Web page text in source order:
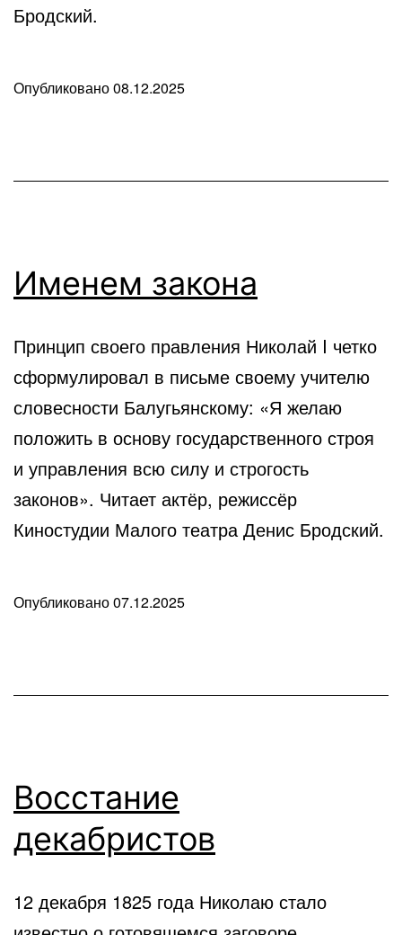
Бродский.
Опубликовано08.12.2025
факты
Именем закона
Принцип своего правления Николай I четко
сформулировал в письме своему учителю
словесности Балугьянскому: «Я желаю
положить в основу государственного строя
и управления всю силу и строгость
законов». Читает актёр, режиссёр
Киностудии Малого театра Денис Бродский.
Опубликовано07.12.2025
факты
Восстание
декабристов
12 декабря 1825 года Николаю стало